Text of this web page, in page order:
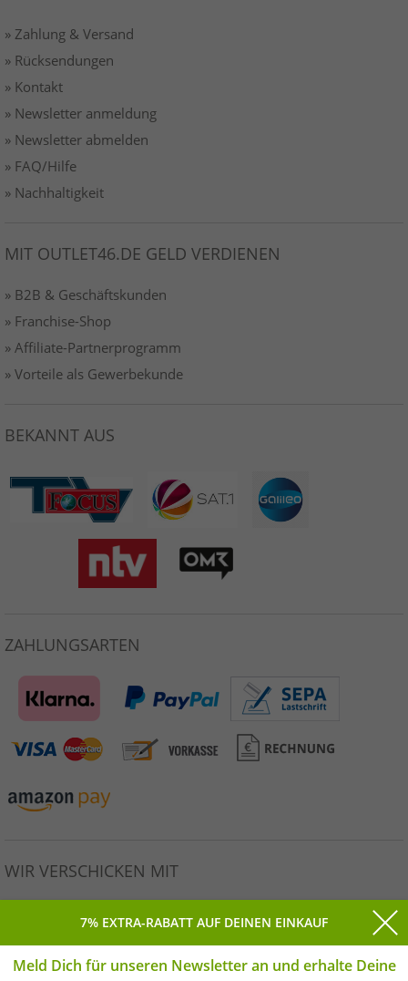
» Zahlung & Versand
» Rücksendungen
» Kontakt
» Newsletter anmeldung
» Newsletter abmelden
» FAQ/Hilfe
» Nachhaltigkeit
MIT OUTLET46.DE GELD VERDIENEN
» B2B & Geschäftskunden
» Franchise-Shop
» Affiliate-Partnerprogramm
» Vorteile als Gewerbekunde
BEKANNT AUS
ZAHLUNGSARTEN
WIR VERSCHICKEN MIT
Alle Preise inkl. gesetzlicher MwSt. * Unverbindliche
7% EXTRA-RABATT AUF DEINEN EINKAUF
Meld Dich für unseren Newsletter an und erhalte Deine